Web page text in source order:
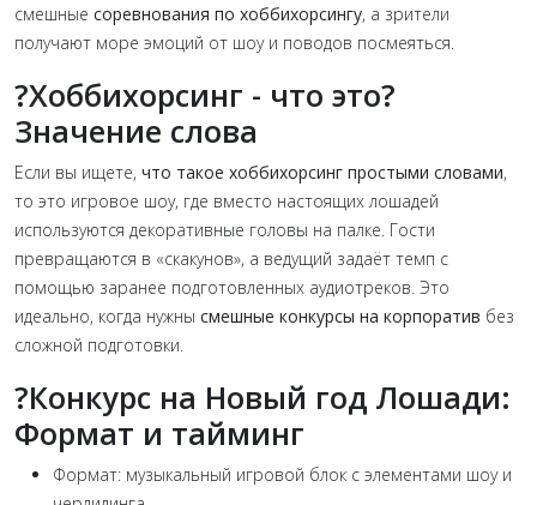
смешные соревнования по хоббихорсингу, а зрители
получают море эмоций от шоу и поводов посмеяться.
?Хоббихорсинг - что это?
Значение слова
Если вы ищете, что такое хоббихорсинг простыми словами,
то это игровое шоу, где вместо настоящих лошадей
используются декоративные головы на палке. Гости
превращаются в «скакунов», а ведущий задаёт темп с
помощью заранее подготовленных аудиотреков. Это
идеально, когда нужны смешные конкурсы на корпоратив без
сложной подготовки.
?Конкурс на Новый год Лошади:
Формат и тайминг
Формат: музыкальный игровой блок с элементами шоу и